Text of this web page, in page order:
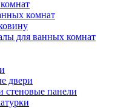
комнат
для ванных комнат
двери
стеновые панели